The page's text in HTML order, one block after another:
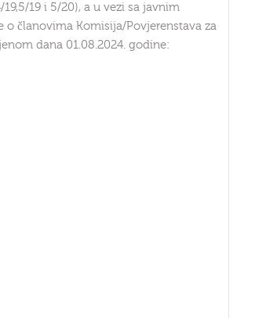
19 i 5/20), a u vezi sa javnim
članovima Komisija/Povjerenstava za
dana 01.08.2024. godine: